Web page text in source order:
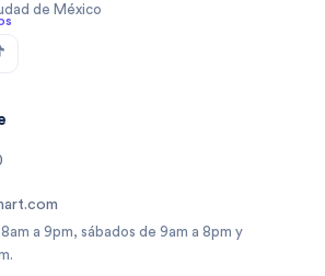
de México
a 9pm, sábados de 9am a 8pm y